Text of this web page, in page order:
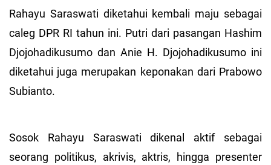
Rahayu Saraswati diketahui kembali maju sebagai
caleg DPR RI tahun ini. Putri dari pasangan Hashim
Djojohadikusumo dan Anie H. Djojohadikusumo ini
diketahui juga merupakan keponakan dari Prabowo
Subianto.
Sosok Rahayu Saraswati dikenal aktif sebagai
seorang politikus, akrivis, aktris, hingga presenter